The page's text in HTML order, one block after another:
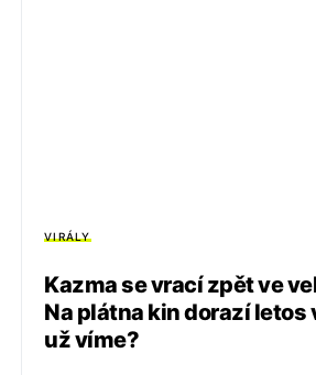
VIRÁLY
Kazma se vrací zpět ve
Na plátna kin dorazí letos
už víme?